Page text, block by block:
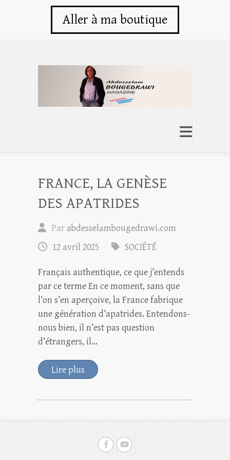
Aller à ma boutique
FRANCE, LA GENÈSE
DES APATRIDES
Par abdesselambougedrawi.com
12 avril 2025
SOCIÉTÉ
Français authentique, ce que j’entends
par ce terme En ce moment, sans que
l’on s’en aperçoive, la France fabrique
une génération d’apatrides. Entendons-
nous bien, il n’est pas question
d’étrangers, il…
Lire plus